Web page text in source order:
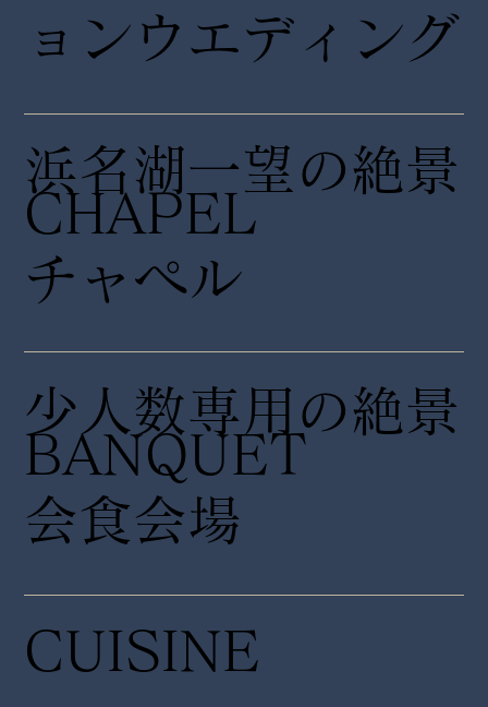
CUISINE
ョンウエディング
浜名湖一望の絶景
チャペル
CHAPEL
少人数専用の絶景
会食会場
​BANQUET